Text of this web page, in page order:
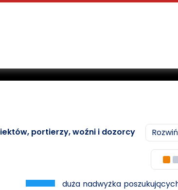
portierzy, woźni i dozorcy Rozwiń
duża nadwyżka